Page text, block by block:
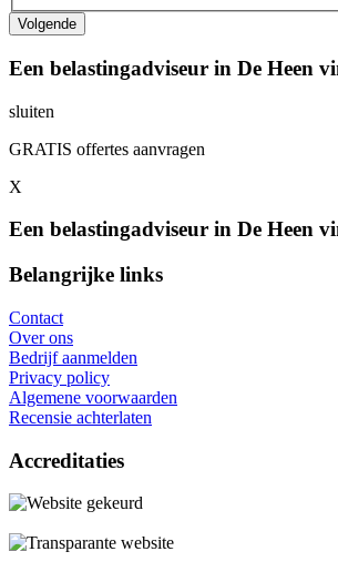
Een belastingadviseur in De Heen
sluiten
GRATIS offertes aanvragen
X
Een belastingadviseur in De Heen
Belangrijke links
Contact
Over ons
Bedrijf aanmelden
Privacy policy
Algemene voorwaarden
Recensie achterlaten
Accreditaties